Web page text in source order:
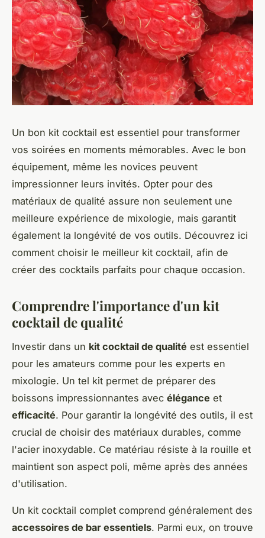
Un bon kit cocktail est essentiel pour transformer
vos soirées en moments mémorables. Avec le bon
équipement, même les novices peuvent
impressionner leurs invités. Opter pour des
matériaux de qualité assure non seulement une
meilleure expérience de mixologie, mais garantit
également la longévité de vos outils. Découvrez ici
comment choisir le meilleur kit cocktail, afin de
créer des cocktails parfaits pour chaque occasion.
Comprendre l'importance d'un kit
cocktail de qualité
Investir dans un kit cocktail de qualité est essentiel
pour les amateurs comme pour les experts en
mixologie. Un tel kit permet de préparer des
boissons impressionnantes avec élégance et
efficacité. Pour garantir la longévité des outils, il est
crucial de choisir des matériaux durables, comme
l'acier inoxydable. Ce matériau résiste à la rouille et
maintient son aspect poli, même après des années
d'utilisation.
Un kit cocktail complet comprend généralement des
accessoires de bar essentiels. Parmi eux, on trouve